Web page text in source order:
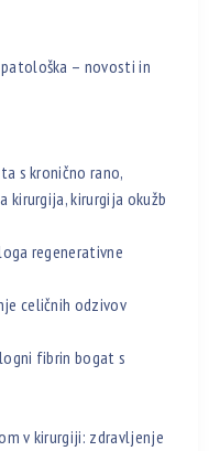
– novosti in
s kronično rano,
kirurgija, kirurgija okužb
regenerativne
celičnih odzivov
fibrin bogat s
v kirurgiji: zdravljenje